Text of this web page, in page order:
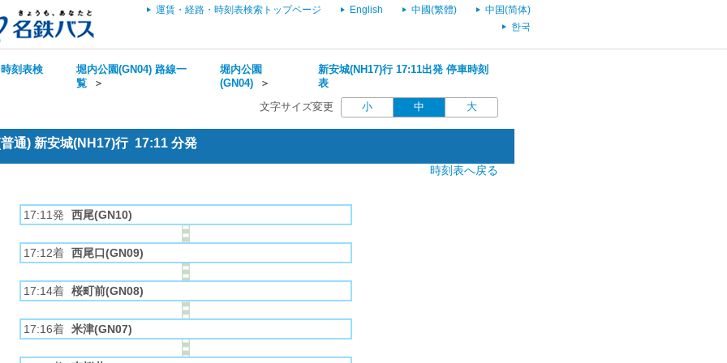
運賃・経路・時刻表検索トップページ English 中國(繁體)
中国(简体)
한국
刻表検
堀内公園(GN04) 路線一
覧＞
堀内公園
(GN04)＞
新安城(NH17)行 17:11出発 停車時刻
表
文字サイズ変更 小 中 大
通) 新安城(NH17)行 17:11 分発
時刻表へ戻る
17:11発 西尾(GN10)
17:12着 西尾口(GN09)
17:14着 桜町前(GN08)
17:16着 米津(GN07)